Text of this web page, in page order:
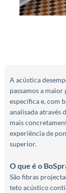
A acústica
passamos a
específica e, com
analisada através
mais
experiência de
superior.
O que é o
São fibras
teto acústico